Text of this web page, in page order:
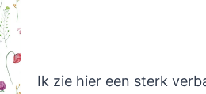
Ik zie hier een sterk